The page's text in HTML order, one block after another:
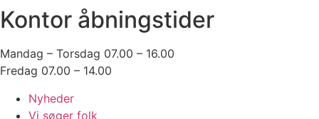
Helikopterplatform Region Nordjylland
Portproduktion til vindindustrien
Pingvincenter Kattegatcentret
Helikopterplatform Sydvestjysk Sygehus
Kontor åbningstider
Mandag – Torsdag 07.00 – 16.00
Fredag 07.00 – 14.00
Nyheder
Vi søger folk